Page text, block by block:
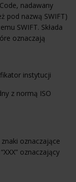
nadawany
pod nazwą SWIFT)
SWIFT. Składa
oznaczają
instytucji
z normą ISO
oznaczające
oznaczający